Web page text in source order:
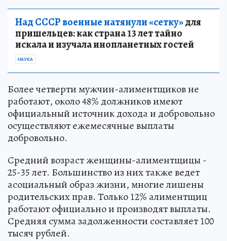
Над СССР военные натянули «сетку»для
пришельцев: как страна 13 лет тайно
искала и изучала инопланетных гостей
НАУКА
Более четверти мужчин-алиментщиков не
работают, около 48% должников имеют
официальный источник дохода и добровольно
осуществляют ежемесячные выплаты
добровольно.
Средний возраст женщины-алиментщицы -
25-35 лет. Большинство из них также ведет
асоциальный образ жизни, многие лишены
родительских прав. Только 12% алиментщиц
работают официально и производят выплаты.
Средняя сумма задолженности составляет 100
тысяч рублей.